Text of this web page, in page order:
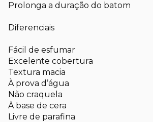
Prolonga a duração do batom
Diferenciais
Fácil de esfumar
Excelente cobertura
Textura macia
À prova d’água
Não craquela
À base de cera
Livre de parafina